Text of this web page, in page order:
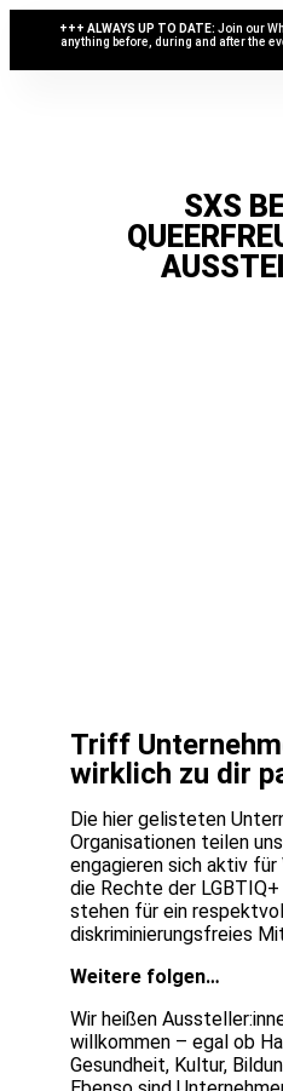
+++ ALWAYS UP TO DATE: Join our
anything before, during and after the
SXS
Triff
wirklich zu dir
Die hier gelisteten
Organisationen teilen
engagieren sich aktiv
die Rechte der
stehen für ein
diskriminierungsfreies
Weitere folgen…
Wir heißen
willkommen – egal ob
Gesundheit, Kultur,